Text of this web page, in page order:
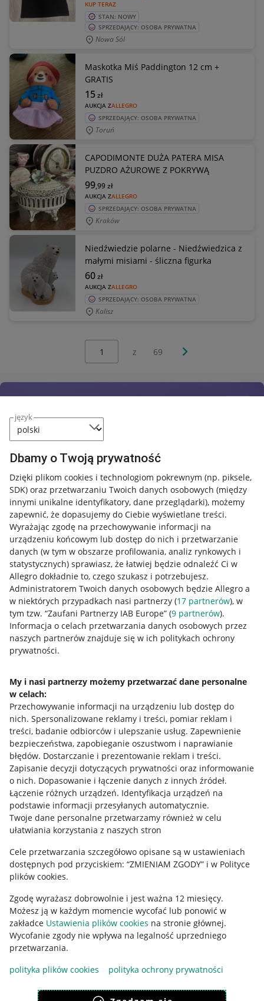
język
Dbamy o Twoją prywatność
Dzięki plikom cookies i technologiom pokrewnym (np. piksele,
SDK) oraz przetwarzaniu Twoich danych osobowych (między
innymi unikalne identyfikatory, dane przeglądarki), możemy
zapewnić, że dopasujemy do Ciebie wyświetlane treści.
Wyrażając zgodę na przechowywanie informacji na
urządzeniu końcowym lub dostęp do nich i przetwarzanie
danych (w tym w obszarze profilowania, analiz rynkowych i
statystycznych) sprawiasz, że łatwiej będzie odnaleźć Ci w
Allegro dokładnie to, czego szukasz i potrzebujesz.
Administratorem Twoich danych osobowych będzie Allegro a
w niektórych przypadkach nasi partnerzy (17 partnerów), w
tym tzw. “Zaufani Partnerzy IAB Europe” (9 partnerów).
Informacja o celach przetwarzania danych osobowych przez
naszych partnerów znajduje się w ich politykach ochrony
prywatności.
My i nasi partnerzy możemy przetwarzać dane personalne
w celach:
Przechowywanie informacji na urządzeniu lub dostęp do
nich. Spersonalizowane reklamy i treści, pomiar reklam i
treści, badanie odbiorców i ulepszanie usług. Zapewnienie
bezpieczeństwa, zapobieganie oszustwom i naprawianie
błędów. Dostarczanie i prezentowanie reklam i treści.
Zapisanie decyzji dotyczących prywatności oraz informowanie
o nich. Dopasowanie i łączenie danych z innych źródeł.
Łączenie różnych urządzeń. Identyfikacja urządzeń na
podstawie informacji przesyłanych automatycznie.
Twoje dane personalne przetwarzamy również w celu
ułatwiania korzystania z naszych stron
Cele przetwarzania szczegółowo opisane są w ustawieniach
dostępnych pod przyciskiem: “ZMIENIAM ZGODY” i w Polityce
plików cookies.
Zgodę wyrażasz dobrowolnie i jest ważna 12 miesięcy.
Możesz ją w każdym momencie wycofać lub ponowić w
zakładce Ustawienia plików cookies na stronie głównej.
Wycofanie zgody nie wpływa na legalność uprzedniego
przetwarzania.
polityka plików cookies
polityka ochrony prywatności
KUP TERAZ
STAN: NOWY
SPRZEDAJĄCY: OSOBA PRYWATNA
Nowa Sól
Maskotka Miś Paddington 12 cm +
GRATIS
AUKCJA ZALLEGRO
15zł
SPRZEDAJĄCY: OSOBA PRYWATNA
Toruń
CAPODIMONTE DUŻA PATERA MISA
PUZDRO AŻUROWE Z POKRYWĄ
AUKCJA ZALLEGRO
99,99zł
SPRZEDAJĄCY: OSOBA PRYWATNA
Kraków
Niedźwiedzie polarne - Niedźwiedzica z
małymi misiami - śliczna figurka
AUKCJA ZALLEGRO
60zł
SPRZEDAJĄCY: OSOBA PRYWATNA
Kalisz
z 69 Następna strona
Przydatne informacje
Jak to działa
Allegro Gadane dla sprzedających
Allegro Gadane dla kupujących
Mapa miejscowości
Informacje prawne
Regulamin
Polityka plików "cookies"
Ustawienia plików "cookies"
Udostępnianie lokalizacji
Informacje dla Aktu o Usługach Cyfrowych
Pobierz aplikację